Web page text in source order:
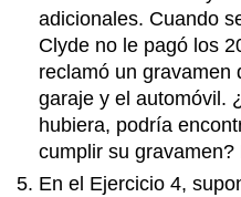
adicionales. Cuando
Clyde no le pagó los
reclamó un gravamen
garaje y el automóvil.
hubiera, podría
cumplir su gravamen?
En el Ejercicio 4,